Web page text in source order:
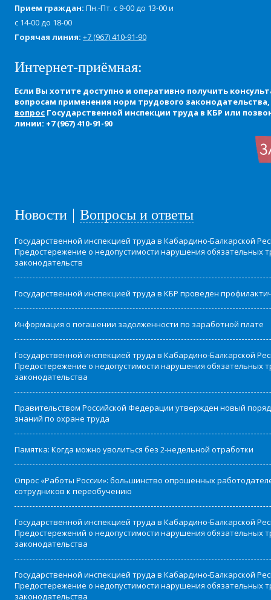
Прием граждан: Пн.-Пт. с 9-00 до 13-00 и
с 14-00 до 18-00
Горячая линия: +7 (967) 410-91-90
Интернет-приёмная:
Если Вы хотите доступно и оперативно получить
вопросам применения норм трудового
вопрос Государственной инспекции труда в КБР или
линии: +7 (967) 410-91-90
Новости Вопросы и ответы
Государственной инспекцией труда в Кабардино-Балкарской
Предостережение о недопустимости нарушения обязательных
законодательств
Государственной инспекцией труда в КБР проведен
Информация о погашении задолженности по заработной плате
Государственной инспекцией труда в Кабардино-Балкарской
Предостережение о недопустимости нарушения обязательных
законодательства
Правительством Российской Федерации утвержден новый
знаний по охране труда
Памятка: Когда можно уволиться без 2-недельной отработки
Опрос «Работы России»: большинство опрошенных
сотрудников к переобучению
Государственной инспекцией труда в Кабардино-Балкарской
Предостережений о недопустимости нарушения обязательных
законодательства
Государственной инспекцией труда в Кабардино-Балкарской
Предостережение о недопустимости нарушения обязательных
законодательства